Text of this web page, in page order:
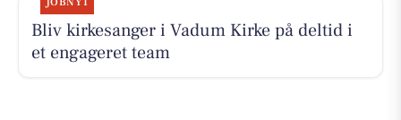
Bliv kirkesanger i Vadum Kirke på deltid i
et engageret team